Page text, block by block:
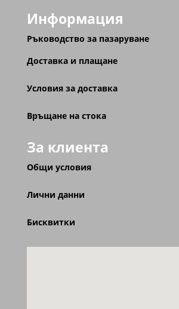
Информация
Ръководство за пазаруване
Доставка и плащане
Условия за доставка
Връщане на стока
За клиента
Общи условия
Лични данни
Бисквитки